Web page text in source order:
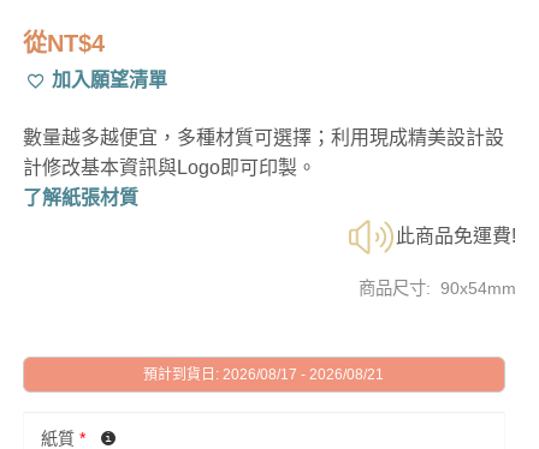
從NT$4
加入願望清單
數量越多越便宜，多種材質可選擇；利用現成精美設計設
計修改基本資訊與Logo即可印製。
了解紙張材質
此商品免運費!
商品尺寸: 90x54mm
預計到貨日: 2026/08/17 - 2026/08/21
紙質 *